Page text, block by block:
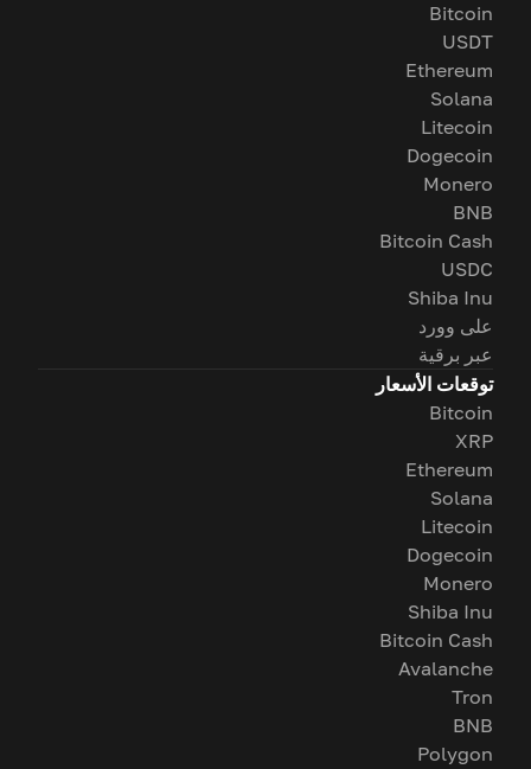
Bitcoin
USDT
Ethereum
Solana
Litecoin
Dogecoin
Monero
BNB
Bitcoin Cash
USDC
Shiba Inu
على وورد
عبر برقية
توقعات الأسعار
Bitcoin
XRP
Ethereum
Solana
Litecoin
Dogecoin
Monero
Shiba Inu
Bitcoin Cash
Avalanche
Tron
BNB
Polygon